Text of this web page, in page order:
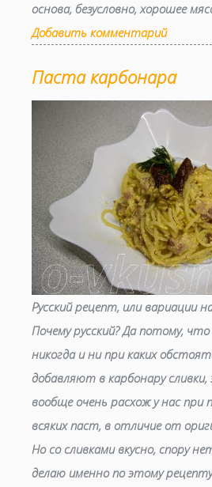
основа, безусловно, хорошее
Добавить комментарий
Паста карбонара
Русский рецепт, или вариации
Почему русский? Да потому,
никогда и ни при каких
добавляют в карбонару
вообще очень расхож у нас при
всяких паст, в отличие от
Но со сливками вкусно, спору
делаю именно по этому